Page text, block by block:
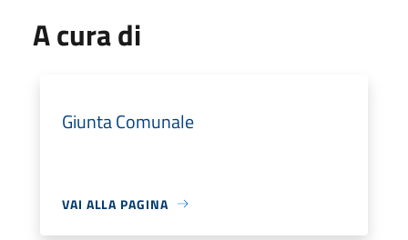
A cura di
Giunta Comunale
VAI ALLA PAGINA